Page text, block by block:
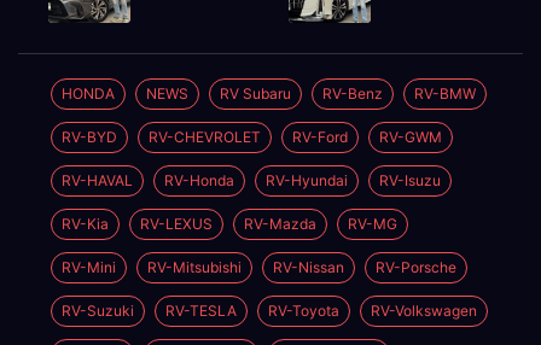
วิ่ง3หมื่นกว่า
โล
เดียว ดีเซล
สวยหายาก
ทรง สปอร์ต
ตัวท้อปสุ
ด✅ราคา
579,000
บาท🛣️วิ่งน้อย
เพียง 400 กม.
ท้อป
เบนซิน✅ราคา
2,050,000
บาท🛣️วิ่งน้อย
เพียง 70,000
กม.
HONDA NEWS RV Subaru RV-Benz RV-BMW
RV-BYD RV-CHEVROLET RV-Ford RV-GWM
RV-HAVAL RV-Honda RV-Hyundai RV-Isuzu
RV-Kia RV-LEXUS RV-Mazda RV-MG
RV-Mini RV-Mitsubishi RV-Nissan RV-Porsche
RV-Suzuki RV-TESLA RV-Toyota RV-Volkswagen